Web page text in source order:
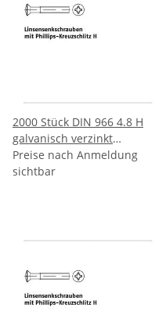
2000 Stück DIN 966 4.8 H
galvanisch verzinkt
Linsenkopfschrauben mit
Phillips Kreuzschlitz H M4x8
Preise nach Anmeldung
sichtbar